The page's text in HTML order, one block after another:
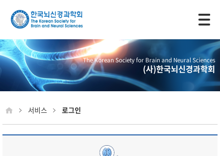
The Korean Society for Brain and Neural Sciences
(사)한국뇌신경과학회
서비스 로그인